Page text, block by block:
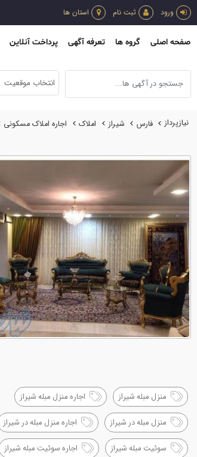
ورود ثبت نام استان ها
صفحه اصلی گروه ها تعرفه آگهی پرداخت آنلاین
انتخاب موقعیت
نیازپرداز فارس شیراز املاك اجاره املاك مسكوني
منزل مبله شیراز اجاره منزل مبله شیراز
منزل مبله در شیراز اجاره منزل مبله در شیراز
سوئیت مبله شیراز اجاره سوئیت مبله شیراز